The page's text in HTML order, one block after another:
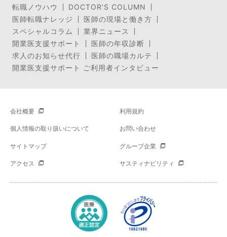
転職ノウハウ
DOCTOR’S COLUMN
医師転職ナレッジ
医師の現場と働き方
スペシャルコラム
業界ニュース
開業医支援サポート
医師の年収診断
求人のお知らせ代行
医師の職場カルテ
開業医支援サポート ご利用者インタビュー
会社概要 利用規約
個人情報の取り扱いについて お問い合わせ
サイトマップ グループ企業
アクセス サスティナビリティ